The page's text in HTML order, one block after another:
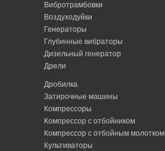
Вибротрамбовки
Воздуходуйки
Генераторы
Глубинные вибраторы
Дизельный генератор
Дрели
Дробилка
Затирочные машины
Компрессоры
Компрессор с отбойником
Компрессор с отбойным молотком
Культиваторы